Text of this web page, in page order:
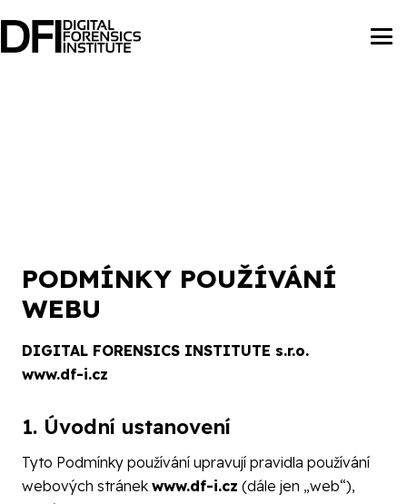
PODMÍNKY POUŽÍVÁNÍ
WEBU
DIGITAL FORENSICS INSTITUTE s.r.o.
www.df-i.cz
1. Úvodní ustanovení
Tyto Podmínky používání upravují pravidla používání
webových stránek www.df-i.cz (dále jen „web“),